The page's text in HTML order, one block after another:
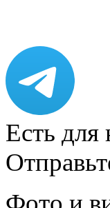
Есть для